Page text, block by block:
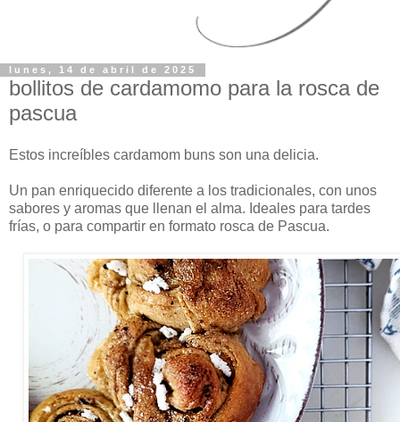
lunes, 14 de abril de 2025
bollitos de cardamomo para la rosca de
pascua
Estos increíbles cardamom buns son una delicia.
Un pan enriquecido diferente a los tradicionales, con unos
sabores y aromas que llenan el alma. Ideales para tardes
frías, o para compartir en formato rosca de Pascua.